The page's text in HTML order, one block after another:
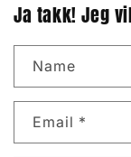
Ja takk! Jeg
Name
Email *